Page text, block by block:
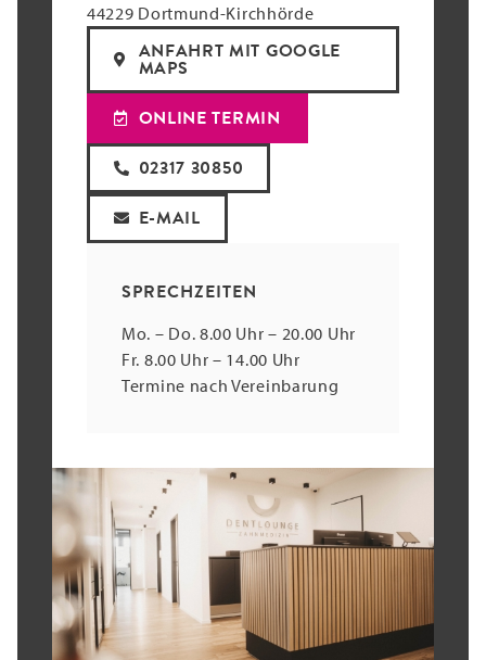
44229 Dortmund-Kirchhörde
ANFAHRT MIT GOOGLE
MAPS
ONLINE TERMIN
02317 30850
E-MAIL
SPRECHZEITEN
Mo. – Do. 8.00 Uhr – 20.00 Uhr
Fr. 8.00 Uhr – 14.00 Uhr
Termine nach Vereinbarung